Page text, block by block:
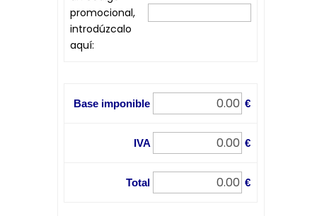
promocional,
introdúzcalo
aquí:
Base imponible €
IVA €
Total €